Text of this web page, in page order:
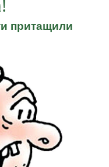
притащили